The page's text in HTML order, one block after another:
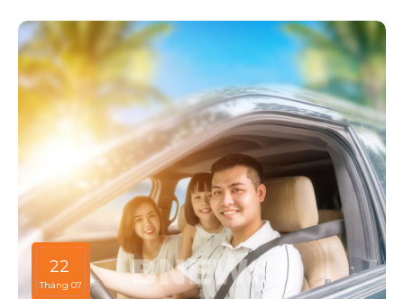
22
Tháng 07